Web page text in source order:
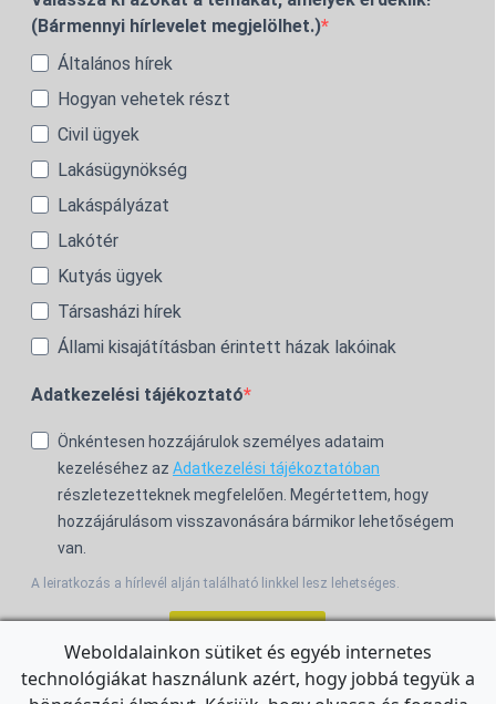
(Bármennyi hírlevelet megjelölhet.)
Általános hírek
Hogyan vehetek részt
Civil ügyek
Lakásügynökség
Lakáspályázat
Lakótér
Kutyás ügyek
Társasházi hírek
Állami kisajátításban érintett házak lakóinak
Adatkezelési tájékoztató
Önkéntesen hozzájárulok személyes adataim
kezeléséhez az Adatkezelési tájékoztatóban
részletezetteknek megfelelően. Megértettem, hogy
hozzájárulásom visszavonására bármikor lehetőségem
van.
A leiratkozás a hírlevél alján található linkkel lesz lehetséges.
For the English Newsletter, clickHERE.
Weboldalainkon sütiket és egyéb internetes
technológiákat használunk azért, hogy jobbá tegyük a